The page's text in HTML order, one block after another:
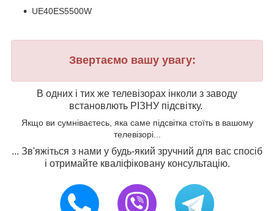
UE40ES5500W
Звертаємо вашу увагу:
В одних і тих же телевізорах інколи з заводу
встановлють РІЗНУ підсвітку.
Якщо ви сумніваєтесь, яка саме підсвітка стоїть в вашому
телевізорі...
... Зв'яжіться з нами у будь-який зручний для вас спосіб
і отримайте кваліфіковану консультацію.